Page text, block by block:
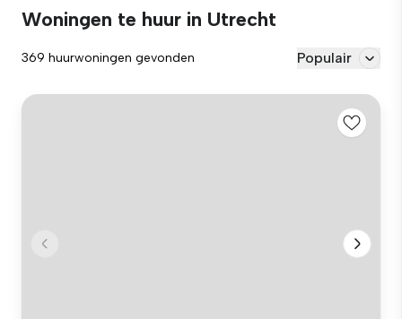
Woningen te huur in Utrecht
369 huurwoningen gevonden Populair